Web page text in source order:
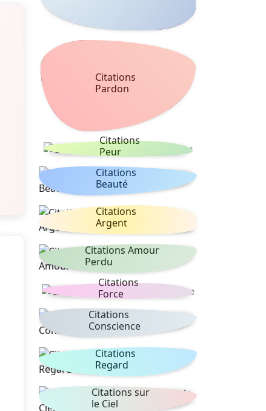
Citations
Pardon
Citations
Peur
Citations
Beauté
Citations
Argent
Citations Amour
Perdu
Citations
Force
Citations
Conscience
Citations
Regard
Citations sur
le Ciel